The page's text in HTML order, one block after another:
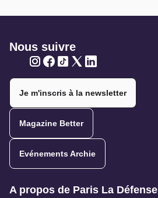
Nous suivre
Je m'inscris à la newsletter
Magazine Better
Evénements Archie
Navigation secondaire
A propos de Paris La Défense